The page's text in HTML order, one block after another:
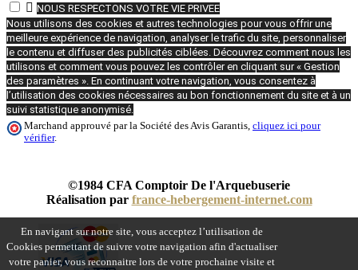
En navigant sur notre site, vous acceptez l’utilisation de
Cookies permettant de suivre votre navigation afin d'actualiser
votre panier, vous reconnaitre lors de votre prochaine visite et
 NOUS RESPECTONS VOTRE VIE PRIVEE
Nous utilisons des cookies et autres technologies pour vous offrir une
meilleure expérience de navigation, analyser le trafic du site, personnaliser
le contenu et diffuser des publicités ciblées. Découvrez comment nous les
utilisons et comment vous pouvez les contrôler en cliquant sur « Gestion
des paramètres ». En continuant votre navigation, vous consentez à
l’utilisation des cookies nécessaires au bon fonctionnement du site et à un
suivi statistique anonymisé.
Marchand approuvé par la Société des Avis Garantis, cliquez ici pour
vérifier.
©1984 CFA Comptoir De l'Arquebuserie
Réalisation par france-hebergement-internet.com